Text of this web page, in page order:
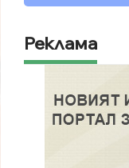
Реклама